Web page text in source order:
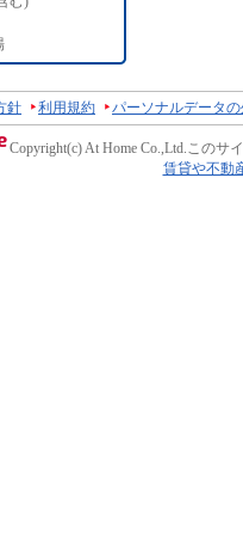
針 利用規約 パーソナルデータ
Copyright(c) At Home Co.,Ltd.このサ
賃貸や不動